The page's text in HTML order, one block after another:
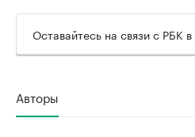
00:00 / 00:00
Оставайтесь на связи с РБК в
Авторы